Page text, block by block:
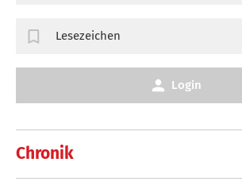
Chronik
Lesezeichen
Login